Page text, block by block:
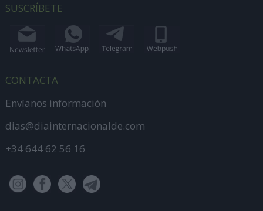
SUSCRÍBETE
CONTACTA
Envíanos información
dias@diainternacionalde.com
+34 644 62 56 16